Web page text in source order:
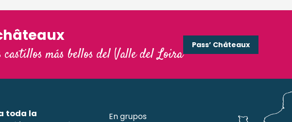
castillos más bellos del Valle del Loira
Pass’ Châteaux
toda la
En grupos